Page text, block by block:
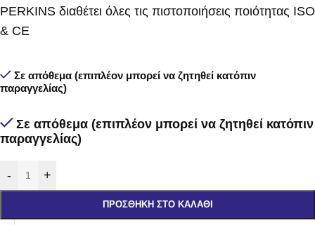
PERKINS διαθέτει όλες τις πιστοποιήσεις ποιότητας ISO
& CE
Σε απόθεμα (επιπλέον μπορεί να ζητηθεί κατόπιν
παραγγελίας)
Σε απόθεμα (επιπλέον μπορεί να ζητηθεί κατόπιν
παραγγελίας)
- +
ΠΡΟΣΘΉΚΗ ΣΤΟ ΚΑΛΆΘΙ